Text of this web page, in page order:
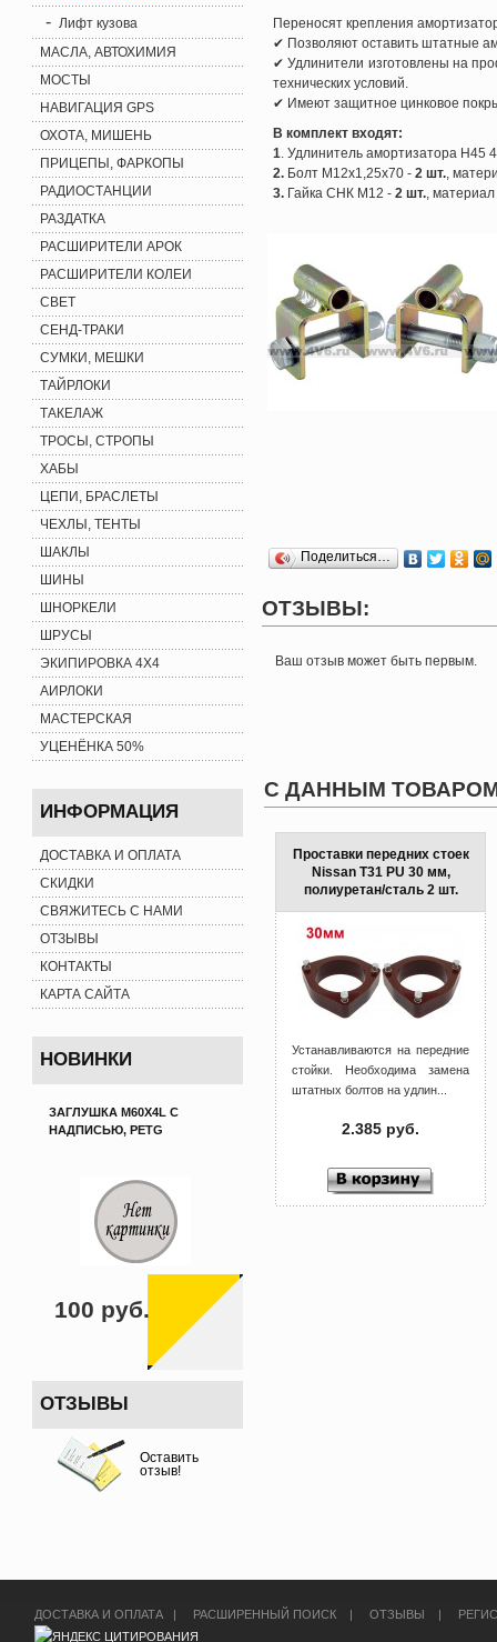
- Лифт кузова
МАСЛА, АВТОХИМИЯ
МОСТЫ
НАВИГАЦИЯ GPS
ОХОТА, МИШЕНЬ
ПРИЦЕПЫ, ФАРКОПЫ
РАДИОСТАНЦИИ
РАЗДАТКА
РАСШИРИТЕЛИ АРОК
РАСШИРИТЕЛИ КОЛЕИ
СВЕТ
СЕНД-ТРАКИ
СУМКИ, МЕШКИ
ТАЙРЛОКИ
ТАКЕЛАЖ
ТРОСЫ, СТРОПЫ
ХАБЫ
ЦЕПИ, БРАСЛЕТЫ
ЧЕХЛЫ, ТЕНТЫ
ШАКЛЫ
ШИНЫ
ШНОРКЕЛИ
ШРУСЫ
ЭКИПИРОВКА 4X4
АИРЛОКИ
МАСТЕРСКАЯ
УЦЕНЁНКА 50%
ИНФОРМАЦИЯ
ДОСТАВКА И ОПЛАТА
СКИДКИ
СВЯЖИТЕСЬ С НАМИ
ОТЗЫВЫ
КОНТАКТЫ
КАРТА САЙТА
НОВИНКИ
ЗАГЛУШКА M60X4L С
НАДПИСЬЮ, PETG
100 руб.
ОТЗЫВЫ
Оставить
отзыв!
Переносят крепления
✔ Позволяют оставить штатные
✔ Удлинители изготовлены на
технических условий.
✔ Имеют защитное цинковое
В комплект входят:
1. Удлинитель амортизатора H45
2. Болт М12х1,25х70 - 2 шт.,
3. Гайка СНК М12 - 2 шт.,
Поделиться…
ОТЗЫВЫ:
Ваш отзыв может быть первым.
С ДАННЫМ
Проставки передних стоек
Nissan T31 PU 30 мм,
полиуретан/сталь 2 шт.
Устанавливаются на передние
стойки. Необходима замена
штатных болтов на удлин...
2.385 руб.
ДОСТАВКА И ОПЛАТА | РАСШИРЕННЫЙ ПОИСК | ОТЗЫВЫ |